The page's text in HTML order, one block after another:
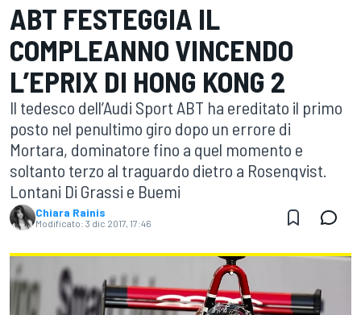
ABT FESTEGGIA IL
COMPLEANNO VINCENDO
L’EPRIX DI HONG KONG 2
Il tedesco dell’Audi Sport ABT ha ereditato il primo
posto nel penultimo giro dopo un errore di
Mortara, dominatore fino a quel momento e
soltanto terzo al traguardo dietro a Rosenqvist.
Lontani Di Grassi e Buemi
Chiara Rainis
Modificato: 3 dic 2017, 17:46